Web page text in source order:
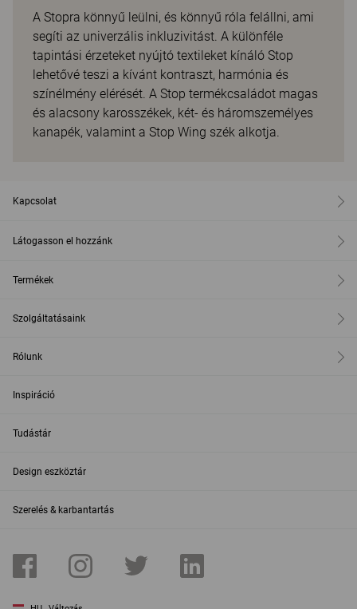
A Stopra könnyű leülni, és könnyű róla felállni, ami
segíti az univerzális inkluzivitást. A különféle
tapintási érzeteket nyújtó textileket kínáló Stop
lehetővé teszi a kívánt kontraszt, harmónia és
színélmény elérését. A Stop termékcsaládot magas
és alacsony karosszékek, két- és háromszemélyes
kanapék, valamint a Stop Wing szék alkotja.
Kapcsolat
Látogasson el hozzánk
Termékek
Szolgáltatásaink
Rólunk
Inspiráció
Tudástár
Design eszköztár
Szerelés & karbantartás